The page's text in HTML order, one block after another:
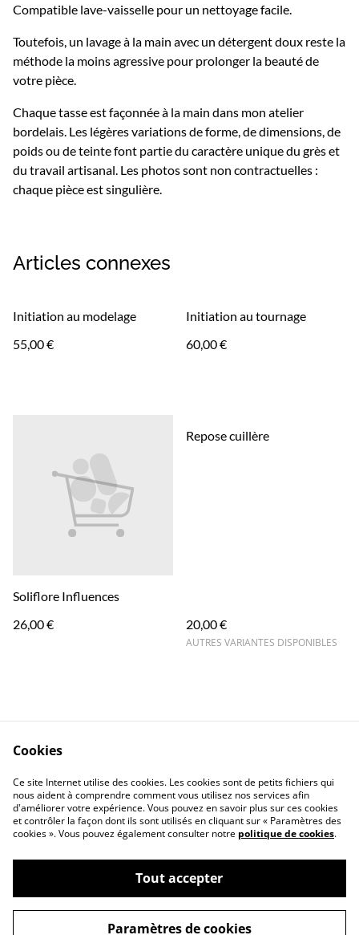
Compatible lave-vaisselle pour un nettoyage facile.
Toutefois, un lavage à la main avec un détergent doux reste la
méthode la moins agressive pour prolonger la beauté de
votre pièce.
Chaque tasse est façonnée à la main dans mon atelier
bordelais. Les légères variations de forme, de dimensions, de
poids ou de teinte font partie du caractère unique du grès et
du travail artisanal. Les photos sont non contractuelles :
chaque pièce est singulière.
Articles connexes
Initiation au modelage
55,00 €
Initiation au tournage
60,00 €
Soliflore Influences
26,00 €
Repose cuillère
20,00 €
AUTRES VARIANTES DISPONIBLES
Cookies
Confidentialité
©2026TINA PERCHAIS
Cookies
Ce site Internet utilise des cookies. Les cookies sont de petits fichiers qui
nous aident à comprendre comment vous utilisez nos services afin
d'améliorer votre expérience. Vous pouvez en savoir plus sur ces cookies
et contrôler la façon dont ils sont utilisés en cliquant sur « Paramètres des
cookies ». Vous pouvez également consulter notre politique de cookies.
Tout accepter
Paramètres de cookies